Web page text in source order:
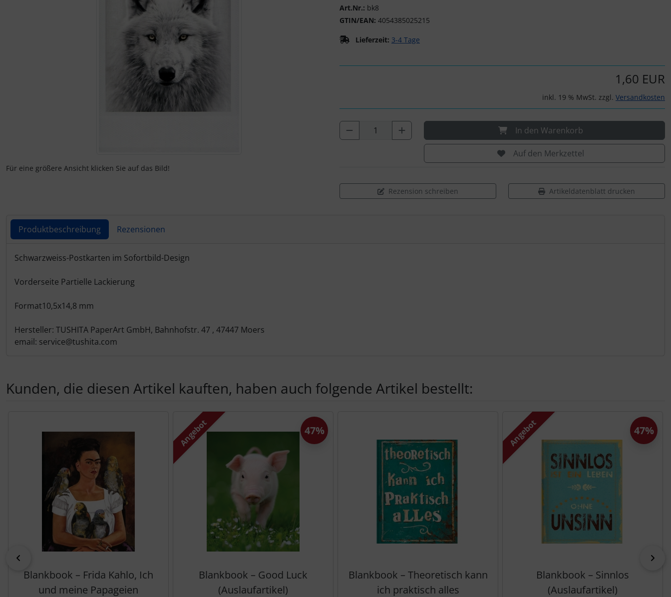
Art.Nr.: bk8
GTIN/EAN: 4054385025215
Lieferzeit: 3-4 Tage
Für eine größere Ansicht klicken Sie auf das Bild!
1,60 EUR
inkl. 19 % MwSt. zzgl. Versandkosten
In den Warenkorb
Auf den Merkzettel
Rezension schreiben Artikeldatenblatt drucken
Produktbeschreibung Rezensionen
Produktbeschreibung
Schwarzweiss-Postkarten im Sofortbild-Design
Vorderseite Partielle Lackierung
Format10,5x14,8 mm
Hersteller: TUSHITA PaperArt GmbH, Bahnhofstr. 47 , 47447 Moers
email: service@tushita.com
Kunden, die diesen Artikel kauften, haben auch folgende Artikel bestellt:
Es folgt ein Produktslider - navigieren Sie mit der Tab-Taste zu den einzelnen Artikeln.
Blankbook – Frida Kahlo, Ich
und meine Papageien
Angebot
Blankbook – Good Luck
(Auslaufartikel)
47%
Blankbook – Theoretisch kann
ich praktisch alles
Angebot
Blankbook – Sinnlos
(Auslaufartikel)
47%
Klappkarten - Hochzeit / Geburt / Genesung / Trauer